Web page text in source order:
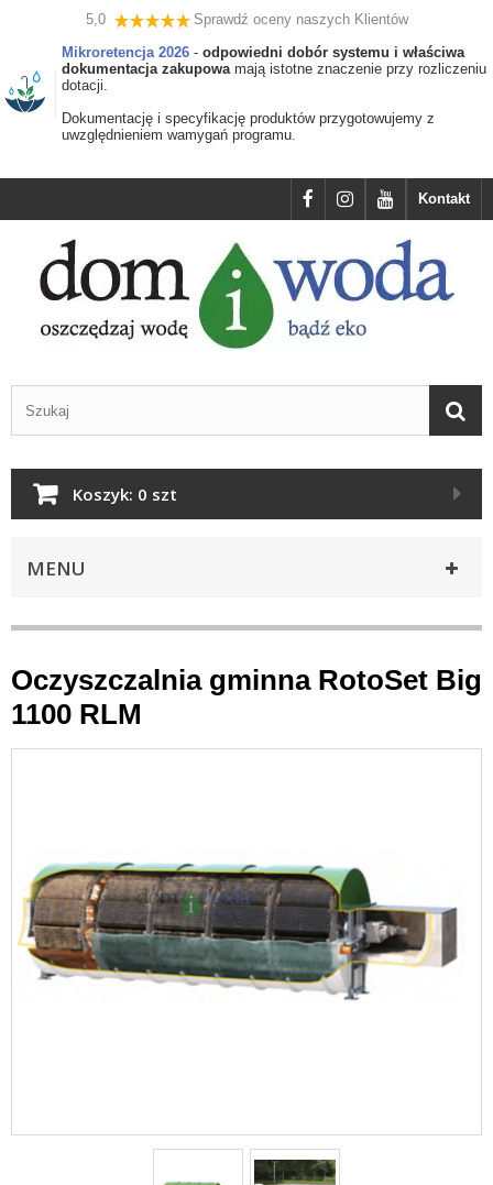
5,0
Sprawdź oceny naszych Klientów
Mikroretencja 2026 - odpowiedni dobór systemu i właściwa
dokumentacja zakupowamają istotne znaczenie przy rozliczeniu
dotacji.
Dokumentację i specyfikację produktów przygotowujemy z
uwzględnieniem wamygań programu.
Kontakt
Koszyk: 0 szt
MENU
Oczyszczalnia gminna RotoSet Big
1100 RLM